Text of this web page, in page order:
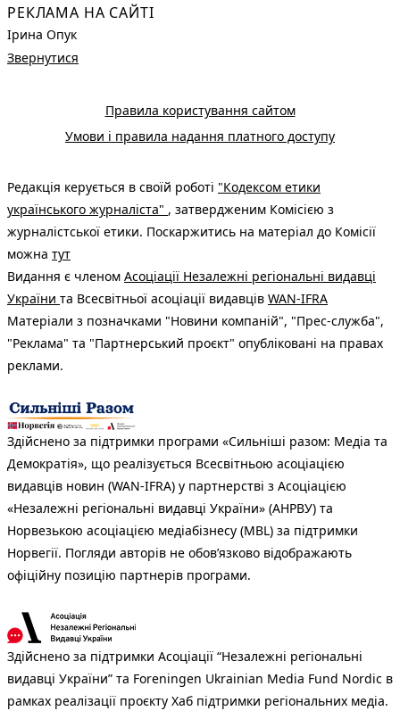
РЕКЛАМА НА САЙТІ
Ірина Опук
Звернутися
Правила користування сайтом
Умови і правила надання платного доступу
Редакція керується в своїй роботі "Кодексом етики
українського журналіста" , затвердженим Комісією з
журналістської етики. Поскаржитись на матеріал до Комісії
можна тут
Видання є членом Асоціації Незалежні регіональні видавці
України та Всесвітньої асоціації видавців WAN-IFRA
Матеріали з позначками "Новини компаній", "Прес-служба",
"Реклама" та "Партнерський проєкт" опубліковані на правах
реклами.
Здійснено за підтримки програми «Сильніші разом: Медіа та
Демократія», що реалізується Всесвітньою асоціацією
видавців новин (WAN-IFRA) у партнерстві з Асоціацією
«Незалежні регіональні видавці України» (АНРВУ) та
Норвезькою асоціацією медіабізнесу (MBL) за підтримки
Норвегії. Погляди авторів не обов’язково відображають
офіційну позицію партнерів програми.
Здійснено за підтримки Асоціації “Незалежні регіональні
видавці України” та Foreningen Ukrainian Media Fund Nordic в
рамках реалізації проєкту Хаб підтримки регіональних медіа.